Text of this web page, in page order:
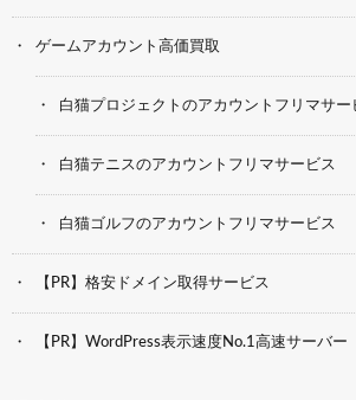
ゲームアカウント高価買取
白猫プロジェクトのアカウントフリマサー
白猫テニスのアカウントフリマサービス
白猫ゴルフのアカウントフリマサービス
【PR】格安ドメイン取得サービス
【PR】WordPress表示速度No.1高速サーバー